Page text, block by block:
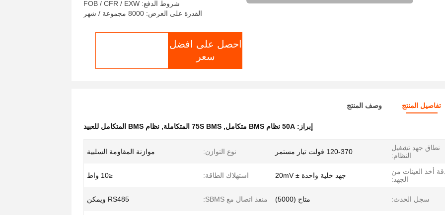
شروط الدفع: FOB / CFR / EXW
القدرة على العرض: 8000 مجموعة / شهر
احصل على افضل
سعر
تفاصيل المنتج وصف المنتج
إبراز: 50A نظام BMS متكامل , 75S BMS المتكاملة , نظام BMS المتكامل للعبيد
نطاق جهد تشغيل
النظام:
120-370 فولت تيار مستمر نوع التوازن: موازنة المقاومة السلبية
أخذ العينات من
الجهد:
جهد خلية واحدة ± 20mV استهلاك الطاقة: ≤10 واط
سجل الحدث: متاح (5000) منفذ اتصال مع SBMS: RS485 ويمكن